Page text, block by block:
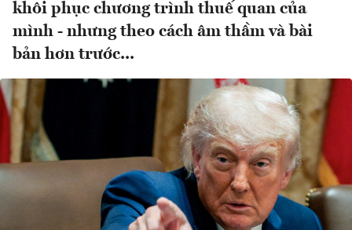
khôi phục chương trình thuế quan của
mình - nhưng theo cách âm thầm và bài
bản hơn trước...